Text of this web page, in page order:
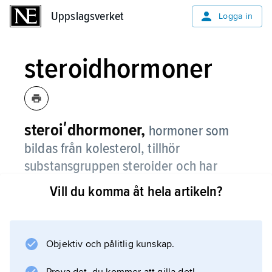
Uppslagsverket Logga in
steroidhormoner
steroiʹdhormoner, hormoner som
bildas från kolesterol, tillhör
substansgruppen steroider och har
totalt 18 till 21 kolatomer.
från binjurebarken och gulkroppshormon från
Vill du komma åt hela artikeln?
Objektiv och pålitlig kunskap.